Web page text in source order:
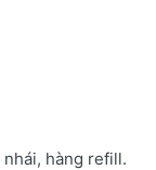
hàng refill.